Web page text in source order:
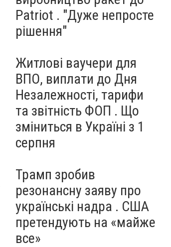
Patriot . "Дуже непросте
рішення"
Житлові ваучери для
ВПО, виплати до Дня
Незалежності, тарифи
та звітність ФОП . Що
зміниться в Україні з 1
серпня
Трамп зробив
резонансну заяву про
українські надра . США
претендують на «майже
все»